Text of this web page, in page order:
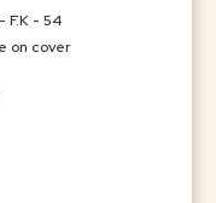
F.K - 54
on cover